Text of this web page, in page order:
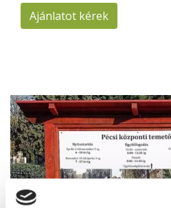
Ajánlatot kérek